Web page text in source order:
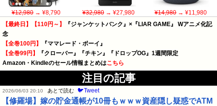
¥12,980→ ¥8,790 ¥32,980→ ¥27,980 ¥14,980→ ¥11,980
【最終日】【110円～】
『ジャンケットバンク』×『LIAR GAME』 Wアニメ化記
念
【全巻100円】
『ママレード・ボーイ』
【全巻99円】
『クローバー』『チキン』『ドロップOG』1週間限定
Amazon・Kindleのセール情報まとめはこちら
注目の記事
2026/06/03 20:10 あとで読む 🐦Tweet
【修羅場】嫁の貯金通帳が10冊もｗｗｗ資産隠し疑惑でATM